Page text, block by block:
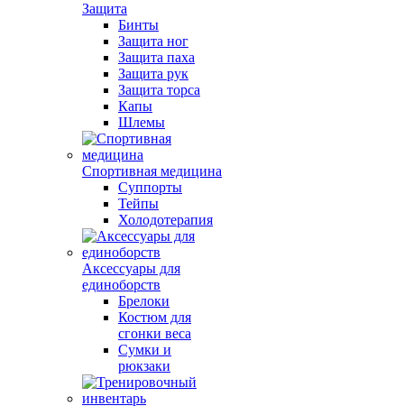
Защита
Бинты
Защита ног
Защита паха
Защита рук
Защита торса
Капы
Шлемы
Спортивная медицина
Суппорты
Тейпы
Холодотерапия
Аксессуары для
единоборств
Брелоки
Костюм для
сгонки веса
Сумки и
рюкзаки